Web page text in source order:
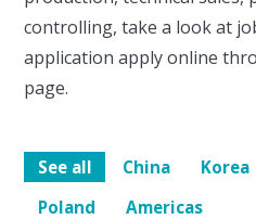
controlling, take a look at
application apply online
page.
See all China Korea
Poland
Americas